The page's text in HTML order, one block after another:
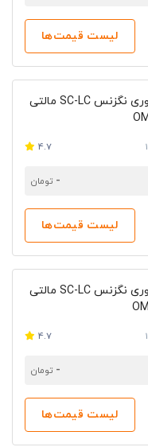
لیست قیمت‌ها
پچ کورد فیبر نوری نگزنس SC-LC مالتی
4.7
- تومان
لیست قیمت‌ها
پچ کورد فیبر نوری نگزنس SC-LC مالتی
4.7
- تومان
لیست قیمت‌ها